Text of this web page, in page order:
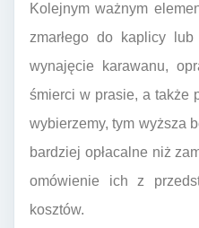
Kolejnym ważnym
zmarłego do kaplicy
wynajęcie karawanu,
śmierci w prasie, a także
wybierzemy, tym wyższa
bardziej opłacalne niż
omówienie ich z
kosztów.